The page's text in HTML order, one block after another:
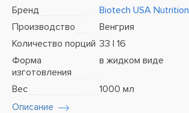
Бренд
Biotech USA Nutrition
Производство
Венгрия
Количество порций 33 | 16
Форма
изготовления
в жидком виде
Вес 1000 мл
Описание